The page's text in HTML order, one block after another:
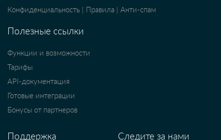
Конфиденциальность
Правила Анти-спам
Полезные ссылки
Функции и возможности
Тарифы
API-документация
Готовые интеграции
Бонусы от партнеров
Поддержка Следите за нами